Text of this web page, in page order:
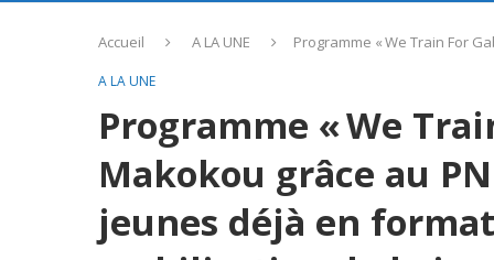
Accueil A LA UNE Programme « We Train For
A LA UNE
Programme « We
Makokou grâce au
jeunes déjà en